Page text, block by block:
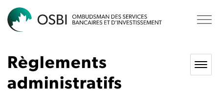
Règlements
administratifs